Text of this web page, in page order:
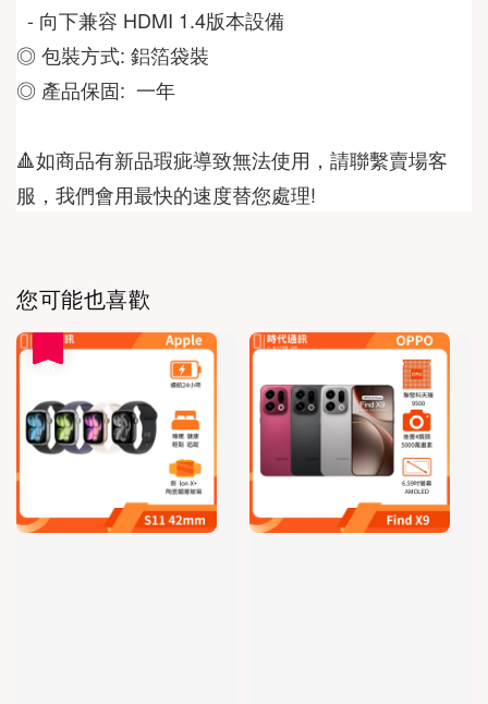
- 向下兼容 HDMI 1.4版本設備
◎ 包裝方式: 鋁箔袋裝
◎ 產品保固:  一年
🔺如商品有新品瑕疵導致無法使用，請聯繫賣場客
服，我們會用最快的速度替您處理!
您可能也喜歡